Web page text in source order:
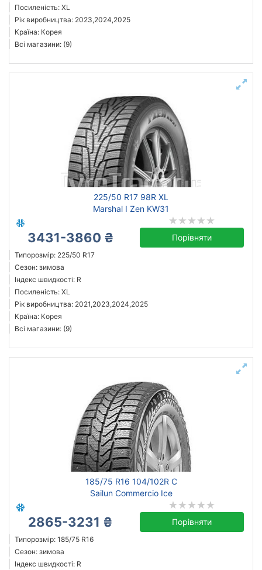
Посиленість: XL
Рік виробництва: 2023,2024,2025
Країна: Корея
Всі магазини: (9)
225/50 R17 98R XL
Marshal I Zen KW31
3431-3860 ₴ Порівняти
Типорозмір: 225/50 R17
Сезон: зимова
Індекс швидкості: R
Посиленість: XL
Рік виробництва: 2021,2023,2024,2025
Країна: Корея
Всі магазини: (9)
185/75 R16 104/102R C
Sailun Commercio Ice
2865-3231 ₴ Порівняти
Типорозмір: 185/75 R16
Сезон: зимова
Індекс швидкості: R